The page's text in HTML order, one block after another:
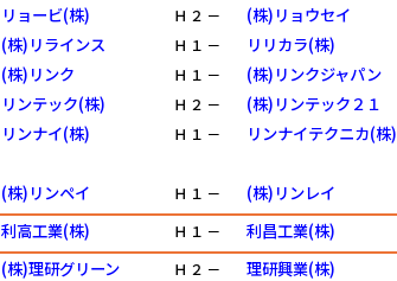
リョービ(株) Ｈ ２ － (株)リョウセイ
(株)リラインス Ｈ １ － リリカラ(株)
(株)リンク Ｈ １ － (株)リンクジャパン
リンテック(株) Ｈ ２ － (株)リンテック２１
リンナイ(株) Ｈ １ － リンナイテクニカ(株)
(株)リンペイ Ｈ １ － (株)リンレイ
利高工業(株) Ｈ １ － 利昌工業(株)
(株)理研グリーン Ｈ ２ － 理研興業(株)